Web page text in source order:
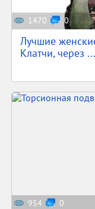
1470 0
Лучшие
Клатчи, через ...
954 0